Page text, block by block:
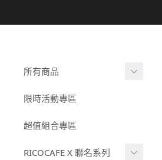
所有商品
純鈦保溫杯
陶瓷塗層保溫杯
限時活動專區
超值組合專區
RICOCAFE X 聯名系列